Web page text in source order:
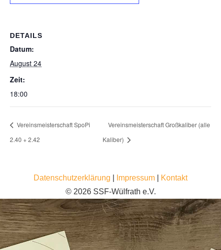
DETAILS
Datum:
August 24
Zeit:
18:00
Vereinsmeisterschaft SpoPi
2.40 + 2.42
Vereinsmeisterschaft Großkaliber (alle
Kaliber)
Datenschutzerklärung Impressum
Kontakt
© 2026 SSF-Wülfrath e.V.